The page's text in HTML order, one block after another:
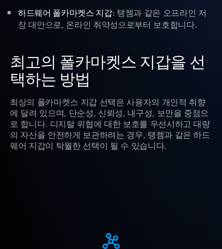
하드웨어 폴카마켓스 지갑: 탱젬과 같은 오프라인 저
장 대안으로, 온라인 취약성으로부터 보호합니다.
최고의 폴카마켓스 지갑을 선
택하는 방법
최상의 폴카마켓스 지갑 선택은 사용자의 개인적 취향
에 달려 있으며, 단순성, 신뢰성, 내구성, 보안을 중점으
로 합니다. 디지털 위협에 대한 보호를 우선시하고 대량
의 자산을 안전하게 보관하려는 경우, 탱젬과 같은 하드
웨어 지갑이 탁월한 선택이 될 수 있습니다.